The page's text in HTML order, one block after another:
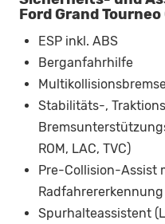
Ford Grand
ESP inkl. ABS
Berganfahrhilfe
Stabilitäts-,
ROM, LAC, TVC)
Pre-Collision-Assist
Radfahrererkennung
Spurhalteassistent